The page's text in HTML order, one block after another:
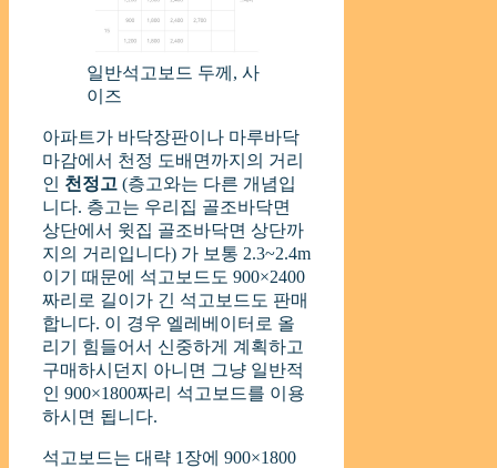
일반석고보드 두께, 사
이즈
아파트가 바닥장판이나 마루바닥
마감에서 천정 도배면까지의 거리
인 천정고 (층고와는 다른 개념입
니다. 층고는 우리집 골조바닥면
상단에서 윗집 골조바닥면 상단까
지의 거리입니다) 가 보통 2.3~2.4m
이기 때문에 석고보드도 900×2400
짜리로 길이가 긴 석고보드도 판매
합니다. 이 경우 엘레베이터로 올
리기 힘들어서 신중하게 계획하고
구매하시던지 아니면 그냥 일반적
인 900×1800짜리 석고보드를 이용
하시면 됩니다.
석고보드는 대략 1장에 900×1800